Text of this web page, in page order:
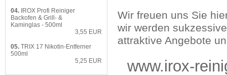
Wir freuen uns Sie
wir werden
attraktive Angebote
www.irox-
04. IROX Profi Reiniger
Backofen & Grill- &
Kaminglas - 500ml
3,55 EUR
05. TRIX 17 Nikotin-Entferner
500ml
5,25 EUR